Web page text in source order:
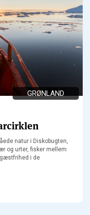
GRØNLAND
natur i Diskobugten,
og urter, fisker mellem
i de